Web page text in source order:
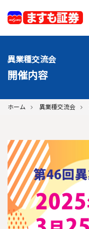
異業種交流会
開催内容
ホーム 異業種交流会